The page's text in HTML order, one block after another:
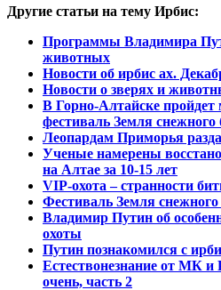
Другие статьи на тему Ирбис:
Программы Владимира
животных
Новости об ирбис ах.
Новости о зверях и
В Горно-Алтайске
фестиваль Земля снежного
Леопардам Приморья
Ученые намерены
на Алтае за 10-15 лет
VIP-охота – странности
Фестиваль Земля
Владимир Путин об
охоты
Путин познакомился с
Естествонезнание от МК и
очень, часть 2